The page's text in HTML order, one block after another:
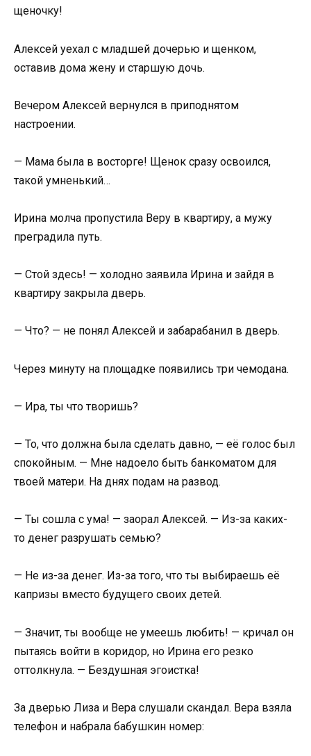
щеночку!
Алексей уехал с младшей дочерью и щенком,
оставив дома жену и старшую дочь.
Вечером Алексей вернулся в приподнятом
настроении.
— Мама была в восторге! Щенок сразу освоился,
такой умненький…
Ирина молча пропустила Веру в квартиру, а мужу
преградила путь.
— Стой здесь! — холодно заявила Ирина и зайдя в
квартиру закрыла дверь.
— Что? — не понял Алексей и забарабанил в дверь.
Через минуту на площадке появились три чемодана.
— Ира, ты что творишь?
— То, что должна была сделать давно, — её голос был
спокойным. — Мне надоело быть банкоматом для
твоей матери. На днях подам на развод.
— Ты сошла с ума! — заорал Алексей. — Из-за каких-
то денег разрушать семью?
— Не из-за денег. Из-за того, что ты выбираешь её
капризы вместо будущего своих детей.
— Значит, ты вообще не умеешь любить! — кричал он
пытаясь войти в коридор, но Ирина его резко
оттолкнула. — Бездушная эгоистка!
За дверью Лиза и Вера слушали скандал. Вера взяла
телефон и набрала бабушкин номер: